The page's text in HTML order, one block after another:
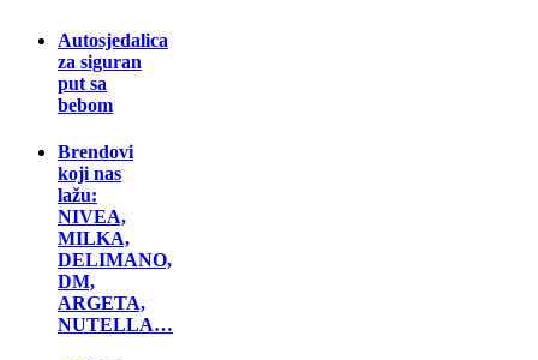
Autosjedalica
za siguran
put sa
bebom
Brendovi
koji nas
lažu:
NIVEA,
MILKA,
DELIMANO,
DM,
ARGETA,
NUTELLA…